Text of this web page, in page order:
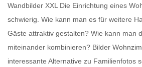
Wandbilder XXL Die Einrichtung eines
schwierig. Wie kann man es für weitere
Gäste attraktiv gestalten? Wie kann man
miteinander kombinieren? Bilder
interessante Alternative zu Familienfotos